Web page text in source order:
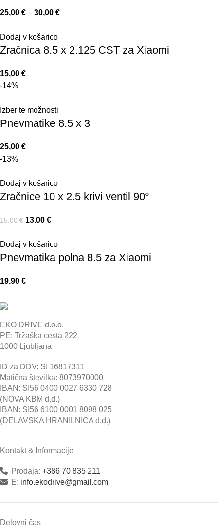
25,00 € – 30,00 €
Dodaj v košarico
Zračnica 8.5 x 2.125 CST za Xiaomi
15,00 €
-14%
Izberite možnosti
Pnevmatike 8.5 x 3
25,00 €
-13%
Dodaj v košarico
Zračnice 10 x 2.5 krivi ventil 90°
15,00€ 13,00 €
Dodaj v košarico
Pnevmatika polna 8.5 za Xiaomi
19,90 €
EKO DRIVE d.o.o.
PE: Tržaška cesta 222
1000 Ljubljana
ID za DDV: SI 16817311
Matična številka: 8073970000
IBAN: SI56 0400 0027 6330 728
(NOVA KBM d.d.)
IBAN: SI56 6100 0001 8098 025
(DELAVSKA HRANILNICA d.d.)
Kontakt & Informacije
Prodaja: +386 70 835 211
E: info.ekodrive@gmail.com
Delovni čas